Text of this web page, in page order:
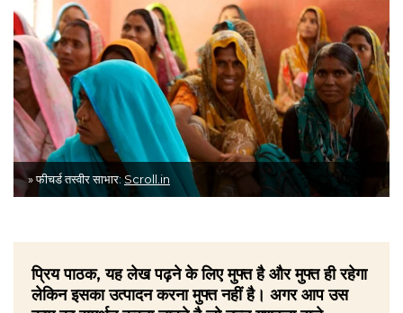
» फीचर्ड तस्वीर साभार:Scroll.in
प्रिय पाठक, यह लेख पढ़ने के लिए मुफ्त है और मुफ्त ही रहेगा
लेकिन इसका उत्पादन करना मुफ्त नहीं है। अगर आप उस